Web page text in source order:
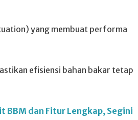
yang membuat performa
efisiensi bahan bakar tetap
BBM dan Fitur Lengkap, Segini